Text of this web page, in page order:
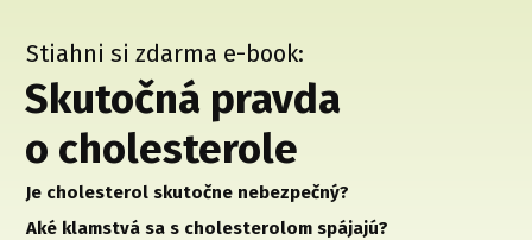
Stiahni si zdarma e-book:
Skutočná pravda
o cholesterole
Je cholesterol skutočne nebezpečný?
Aké klamstvá sa s cholesterolom spájajú?